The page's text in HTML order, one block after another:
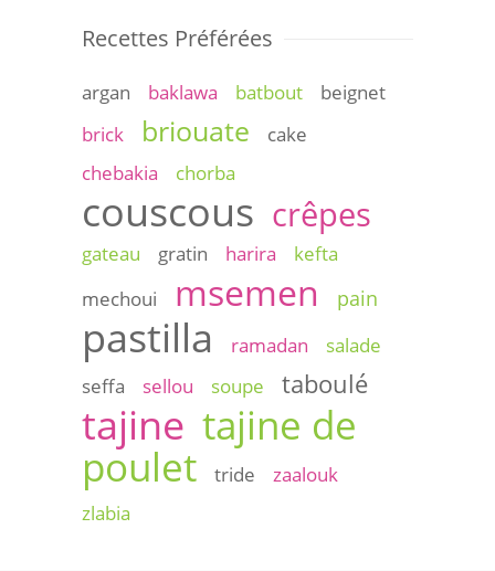
Recettes Préférées
argan baklawa batbout
beignet
brick
briouate
cake
chebakia
chorba
couscous crêpes
gateau gratin harira
kefta
mechoui
msemen pain
pastilla ramadan
salade
seffa
sellou soupe taboulé
tajine tajine de
poulet
tride
zaalouk
zlabia